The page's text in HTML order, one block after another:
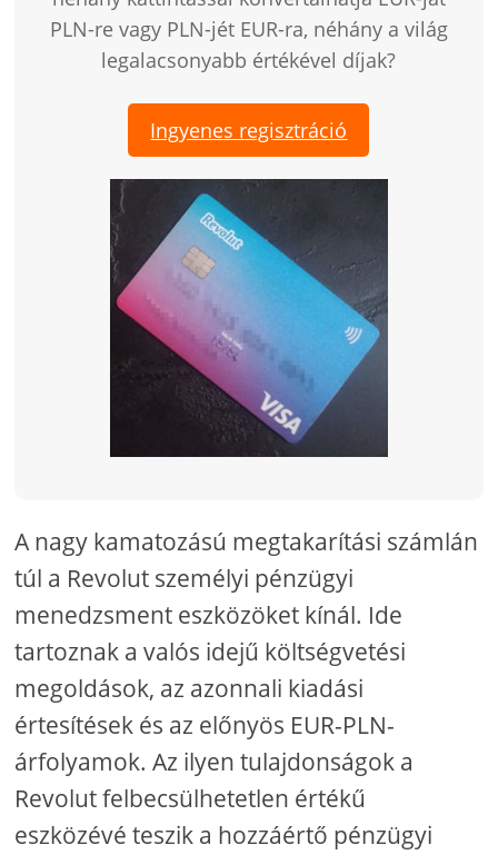
PLN-re vagy PLN-jét EUR-ra, néhány a világ
legalacsonyabb értékével díjak?
Ingyenes regisztráció
A nagy kamatozású megtakarítási számlán
túl a Revolut személyi pénzügyi
menedzsment eszközöket kínál. Ide
tartoznak a valós idejű költségvetési
megoldások, az azonnali kiadási
értesítések és az előnyös EUR-PLN-
árfolyamok. Az ilyen tulajdonságok a
Revolut felbecsülhetetlen értékű
eszközévé teszik a hozzáértő pénzügyi